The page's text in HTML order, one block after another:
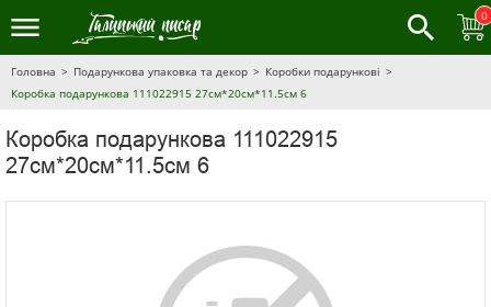
0
Головна Подарункова упаковка та декор
Коробки подарункові
Коробка подарункова 111022915 27см*20см*11.5см 6
Коробка подарункова 111022915
27см*20см*11.5см 6